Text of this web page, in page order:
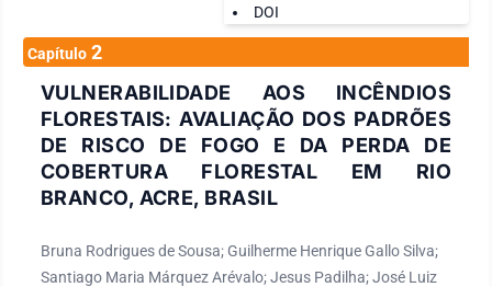
DOI
Capítulo 2
VULNERABILIDADE AOS INCÊNDIOS
FLORESTAIS: AVALIAÇÃO DOS PADRÕES
DE RISCO DE FOGO E DA PERDA DE
COBERTURA FLORESTAL EM RIO
BRANCO, ACRE, BRASIL
Bruna Rodrigues de Sousa; Guilherme Henrique Gallo Silva;
Santiago Maria Márquez Arévalo; Jesus Padilha; José Luiz